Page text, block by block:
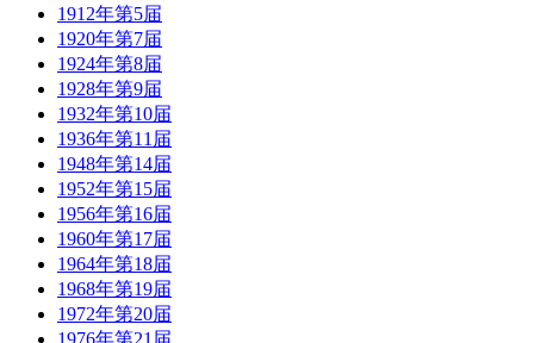
1912年第5届
1920年第7届
1924年第8届
1928年第9届
1932年第10届
1936年第11届
1948年第14届
1952年第15届
1956年第16届
1960年第17届
1964年第18届
1968年第19届
1972年第20届
1976年第21届